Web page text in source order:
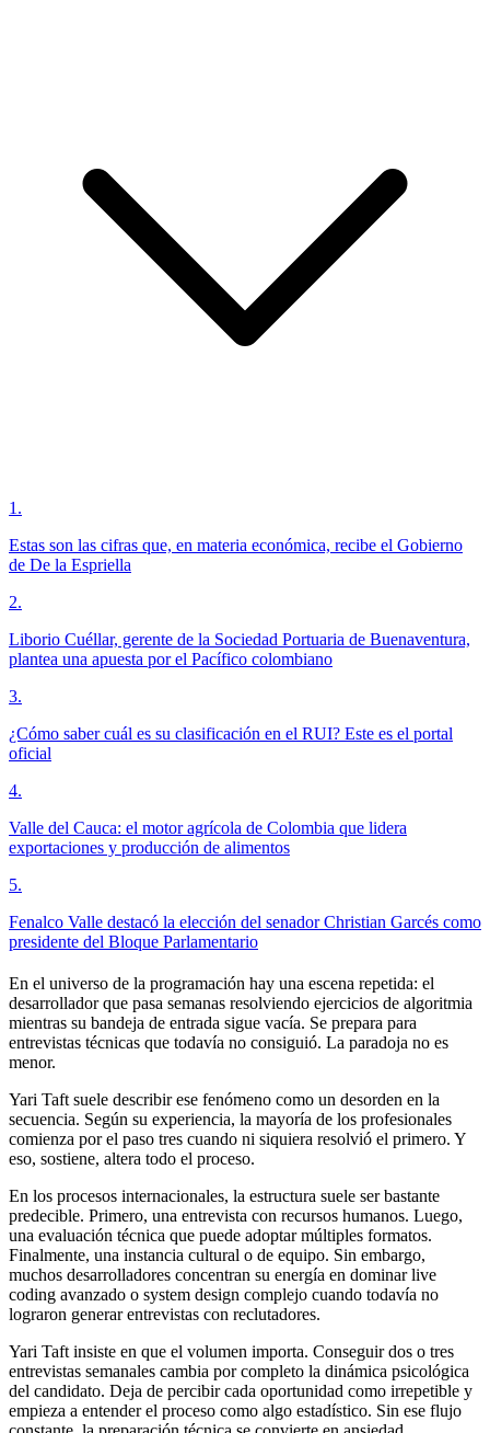
1 .
Estas son las cifras que, en materia económica, recibe el Gobierno
de De la Espriella
2.
Liborio Cuéllar, gerente de la Sociedad Portuaria de Buenaventura,
plantea una apuesta por el Pacífico colombiano
3.
¿Cómo saber cuál es su clasificación en el RUI? Este es el portal
oficial
4.
Valle del Cauca: el motor agrícola de Colombia que lidera
exportaciones y producción de alimentos
5.
Fenalco Valle destacó la elección del senador Christian Garcés como
presidente del Bloque Parlamentario
En el universo de la programación hay una escena repetida: el
desarrollador que pasa semanas resolviendo ejercicios de algoritmia
mientras su bandeja de entrada sigue vacía. Se prepara para
entrevistas técnicas que todavía no consiguió. La paradoja no es
menor.
Yari Taft suele describir ese fenómeno como un desorden en la
secuencia. Según su experiencia, la mayoría de los profesionales
comienza por el paso tres cuando ni siquiera resolvió el primero. Y
eso, sostiene, altera todo el proceso.
En los procesos internacionales, la estructura suele ser bastante
predecible. Primero, una entrevista con recursos humanos. Luego,
una evaluación técnica que puede adoptar múltiples formatos.
Finalmente, una instancia cultural o de equipo. Sin embargo,
muchos desarrolladores concentran su energía en dominar live
coding avanzado o system design complejo cuando todavía no
lograron generar entrevistas con reclutadores.
Yari Taft insiste en que el volumen importa. Conseguir dos o tres
entrevistas semanales cambia por completo la dinámica psicológica
del candidato. Deja de percibir cada oportunidad como irrepetible y
empieza a entender el proceso como algo estadístico. Sin ese flujo